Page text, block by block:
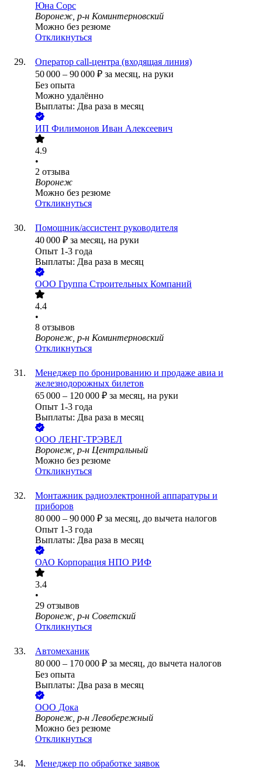
Юна Сорс
Воронеж, р-н Коминтерновский
Можно без резюме
Откликнуться
Оператор call-центра (входящая линия)
50 000 – 90 000 ₽ за месяц, на руки
Без опыта
Можно удалённо
Выплаты: Два раза в месяц
ИП Филимонов Иван Алексеевич
4.9
•
2 отзыва
Воронеж
Можно без резюме
Откликнуться
Помощник/ассистент руководителя
40 000 ₽ за месяц, на руки
Опыт 1-3 года
Выплаты: Два раза в месяц
ООО Группа Строительных Компаний
4.4
•
8 отзывов
Воронеж, р-н Коминтерновский
Откликнуться
Менеджер по бронированию и продаже авиа и
железнодорожных билетов
65 000 – 120 000 ₽ за месяц, на руки
Опыт 1-3 года
Выплаты: Два раза в месяц
ООО ЛЕНГ-ТРЭВЕЛ
Воронеж, р-н Центральный
Можно без резюме
Откликнуться
Монтажник радиоэлектронной аппаратуры и
приборов
80 000 – 90 000 ₽ за месяц, до вычета налогов
Опыт 1-3 года
Выплаты: Два раза в месяц
ОАО Корпорация НПО РИФ
3.4
•
29 отзывов
Воронеж, р-н Советский
Откликнуться
Автомеханик
80 000 – 170 000 ₽ за месяц, до вычета налогов
Без опыта
Выплаты: Два раза в месяц
ООО Дока
Воронеж, р-н Левобережный
Можно без резюме
Откликнуться
Менеджер по обработке заявок